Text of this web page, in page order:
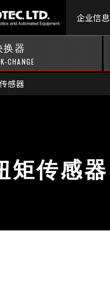
企业信息
换器
CHANGE
感器
矩传感器